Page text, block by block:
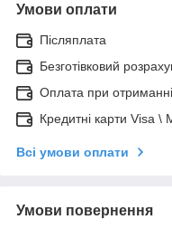
Умови оплати
Післяплата
Безготівковий
Оплата при
Кредитні карти Visa
Всі умови оплати
Умови повернення